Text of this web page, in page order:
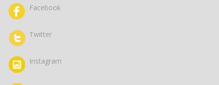
Facebook
Twitter
Instagram